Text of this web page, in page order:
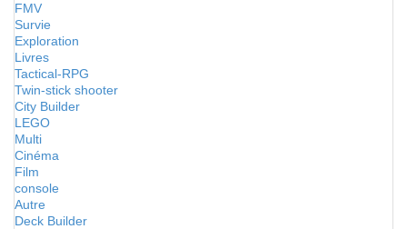
FMV
Survie
Exploration
Livres
Tactical-RPG
Twin-stick shooter
City Builder
LEGO
Multi
Cinéma
Film
console
Autre
Deck Builder